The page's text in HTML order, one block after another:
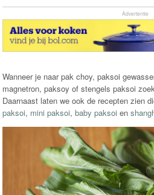
Advertentie
Wanneer je naar pak choy, paksoi
magnetron, paksoy of stengels paksoi
Daarnaast laten we ook de recepten zien
paksoi, mini paksoi,baby paksoi en